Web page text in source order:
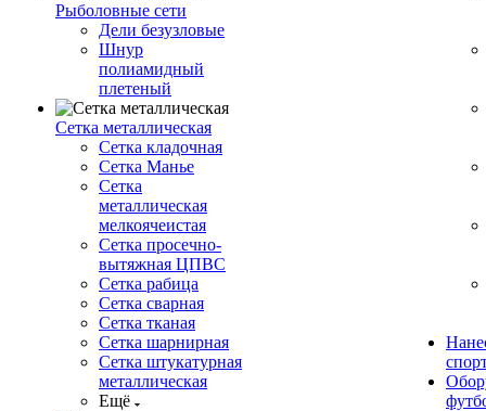
Рыболовные сети
Дели безузловые
Шнур
полиамидный
плетеный
Сетка металлическая
Сетка кладочная
Сетка Манье
Сетка
металлическая
мелкоячеистая
Сетка просечно-
вытяжная ЦПВС
Сетка рабица
Сетка сварная
Сетка тканая
Сетка шарнирная
Сетка штукатурная
металлическая
Ещё